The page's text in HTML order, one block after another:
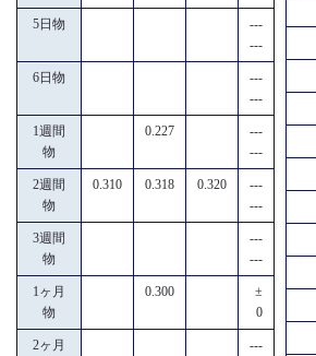
5日物
---
---
6日物
---
---
1週間
物
0.227
---
---
2週間
物
0.310 0.318 0.320
---
---
3週間
物
---
---
1ヶ月
物
0.300
±
0
2ヶ月
---